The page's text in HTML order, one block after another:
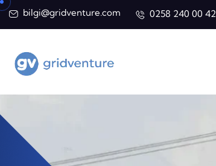
bilgi@gridventure.com 0258 240 00 42